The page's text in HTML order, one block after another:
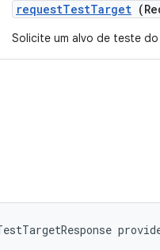
requestTestTarget
Solicite um alvo de teste